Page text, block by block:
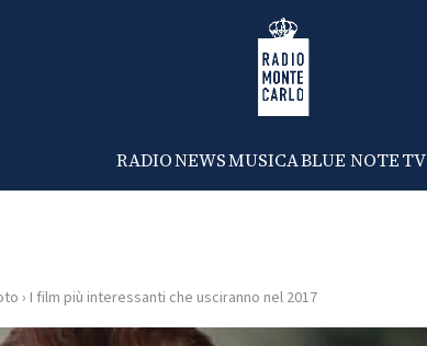
Radio Monte Carlo
RADIONEWSMUSICABLUE NOTETV
› I film più interessanti che usciranno nel 2017